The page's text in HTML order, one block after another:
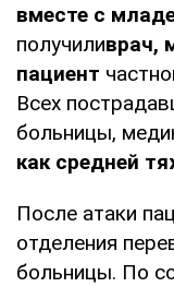
вместе с
получиливрач,
пациент
Всех
больницы,
как средней
После атаки
отделения
больницы. По